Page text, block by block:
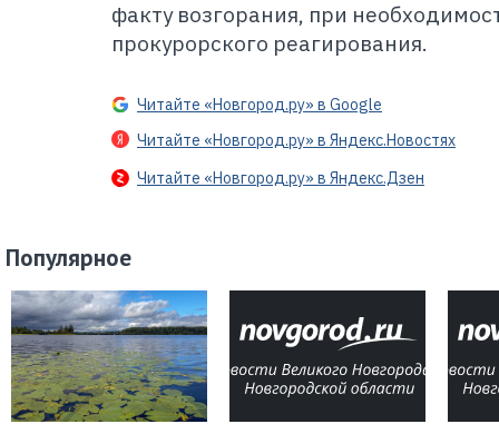
факту возгорания, при
прокурорского реагирования.
Читайте «Новгород.ру» в Google
Читайте «Новгород.ру» в Яндекс.Новостях
Читайте «Новгород.ру» в Яндекс.Дзен
Популярное